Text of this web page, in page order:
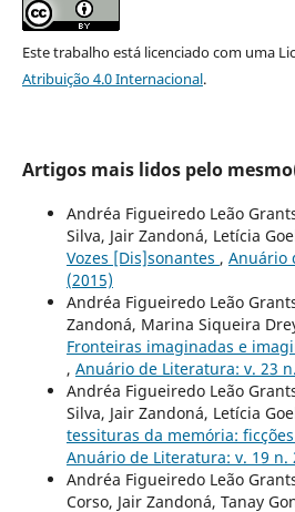
Este trabalho está licenciado com uma
Atribuição 4.0 Internacional.
Artigos mais lidos pelo
Andréa Figueiredo Leão
Silva, Jair Zandoná, Letícia
Vozes [Dis]sonantes , Anuário
(2015)
Andréa Figueiredo Leão
Zandoná, Marina Siqueira
Fronteiras imaginadas e
, Anuário de Literatura: v. 23
Andréa Figueiredo Leão
Silva, Jair Zandoná, Letícia
tessituras da memória:
Anuário de Literatura: v. 19 n.
Andréa Figueiredo Leão
Corso, Jair Zandoná, Tanay